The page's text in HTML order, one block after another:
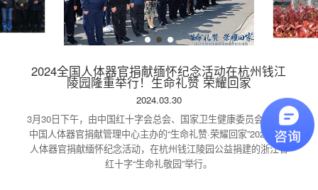
2024全国人体器官捐献缅怀纪念活动在杭州钱江
陵园隆重举行！生命礼赞 荣耀回家
2024.03.30
3月30日下午，由中国红十字会总会、国家卫生健康委员会指导，
中国人体器官捐献管理中心主办的“生命礼赞·荣耀回家”2024全国
人体器官捐献缅怀纪念活动，在杭州钱江陵园公益捐建的浙江省
红十字“生命礼敬园”举行。